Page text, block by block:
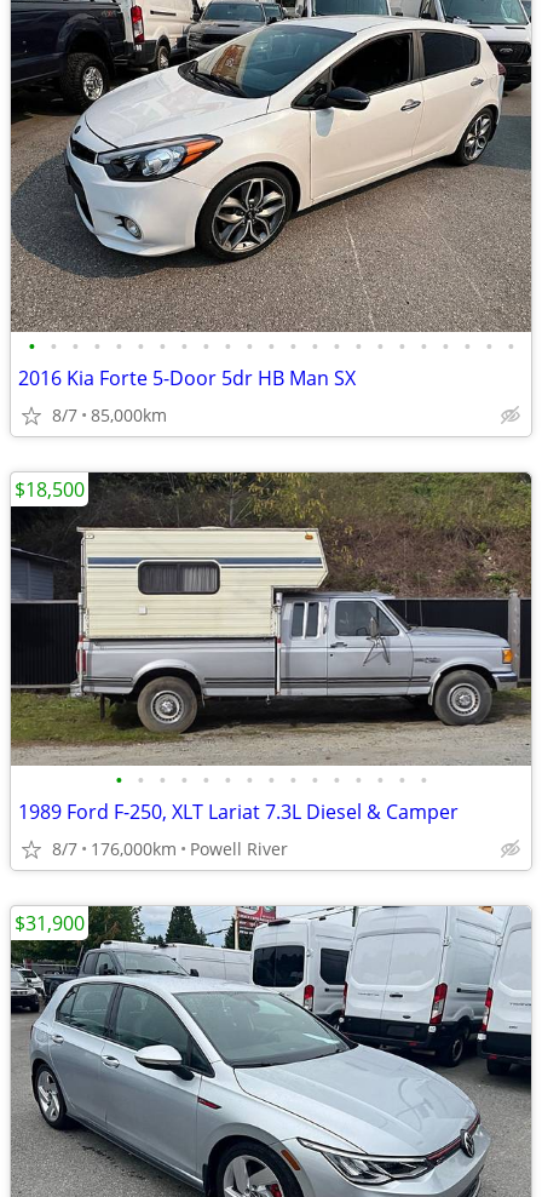
• • • • • • • • • • • • • • • • • • • • • • •
2016 Kia Forte 5-Door 5dr HB Man SX
8/7 85,000km
• • • • • • • • • • • • • • •
1989 Ford F-250, XLT Lariat 7.3L Diesel & Camper
8/7 176,000km Powell River
$18,500
$31,900